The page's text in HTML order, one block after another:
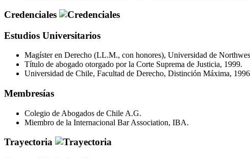
Credenciales
Estudios Universitarios
Magíster en Derecho (LL.M., con honores), Universidad de
Título de abogado otorgado por la Corte Suprema de Justicia, 1999.
Universidad de Chile, Facultad de Derecho, Distinción Máxima,
Membresías
Colegio de Abogados de Chile A.G.
Miembro de la Internacional Bar Association, IBA.
Trayectoria